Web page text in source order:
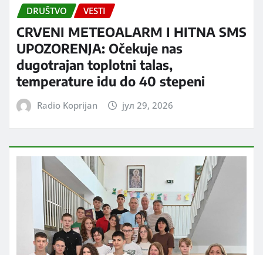
DRUŠTVO VESTI
CRVENI METEOALARM I HITNA SMS
UPOZORENJA: Očekuje nas
dugotrajan toplotni talas,
temperature idu do 40 stepeni
Radio Koprijan јул 29, 2026